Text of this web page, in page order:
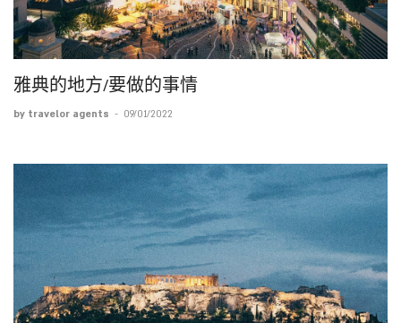
雅典的地方/要做的事情
by travelor agents - 09/01/2022